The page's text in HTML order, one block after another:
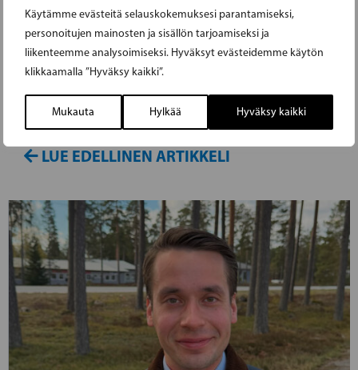
Käytämme evästeitä selauskokemuksesi parantamiseksi,
personoitujen mainosten ja sisällön tarjoamiseksi ja
liikenteemme analysoimiseksi. Hyväksyt evästeidemme käytön
klikkaamalla ”Hyväksy kaikki”.
Mukauta Hylkää Hyväksy kaikki
työmatkaliikenteen sujuvuutta ja vahvistavat
Etelä-Suomen taajamajunaliikenteen
palvelutasoa. Uusia vuoroja liikennöidään
sekä arkipäivisin että viikonloppuisin, ja VR
aloittaa lippujen myynnin 30.6.
LUE EDELLINEN ARTIKKELI